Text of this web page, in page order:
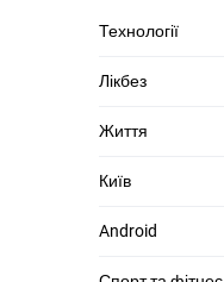
Технології
Лікбез
Життя
Київ
Android